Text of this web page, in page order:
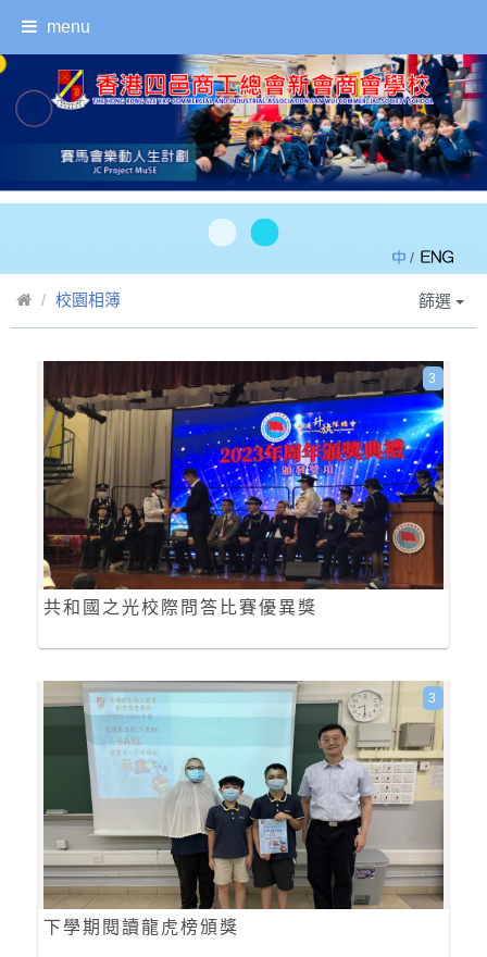
menu
/
校園相簿 篩選
共和國之光校際問答比賽優異獎
3
下學期閱讀龍虎榜頒獎
3